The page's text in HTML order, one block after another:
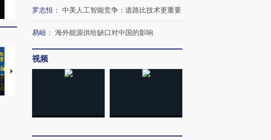
育部长拱下台
飞地休达
【推广】走进第四届链博
罗志恒 ： 中美人工智能竞争：道路比技术更重要
易峘 ： 海外能源供给缺口对中国的影响
视频